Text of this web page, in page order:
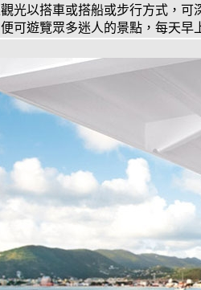
光以搭車或搭船或步行方式，
可遊覽眾多迷人的景點，每天早